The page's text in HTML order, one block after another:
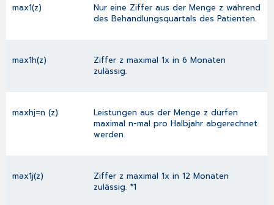
max1(z)
Nur eine Ziffer aus der Menge z während
des Behandlungsquartals des Patienten.
max1h(z)
Ziffer z maximal 1x in 6 Monaten
zulässig.
maxhj=n (z)
Leistungen aus der Menge z dürfen
maximal n-mal pro Halbjahr abgerechnet
werden.
max1j(z)
Ziffer z maximal 1x in 12 Monaten
zulässig. *1